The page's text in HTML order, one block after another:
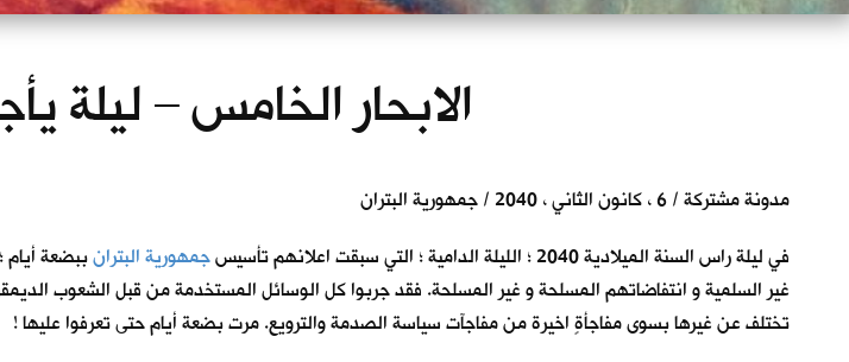
الابحار الخامس – ليلة
مدونة مشتركة / 6 ، كانون الثاني ، 2040 / جمهورية البتران
في ليلة راس السنة الميلادية 2040 ؛ الليلة الدامية ؛ التي سبقت اعلانهم تأسيس
جمهورية البترانببضعة
غير السلمية و انتفاضاتهم المسلحة و غير المسلحة. فقد جربوا كل الوسائل المستخدمة من قبل الشعوب
تختلف عن غيرها بسوى مفاجأةٍ اخيرة من مفاجآت سياسة الصدمة والترويع. مرت بضعة أيام حتى تعرفوا عليها !